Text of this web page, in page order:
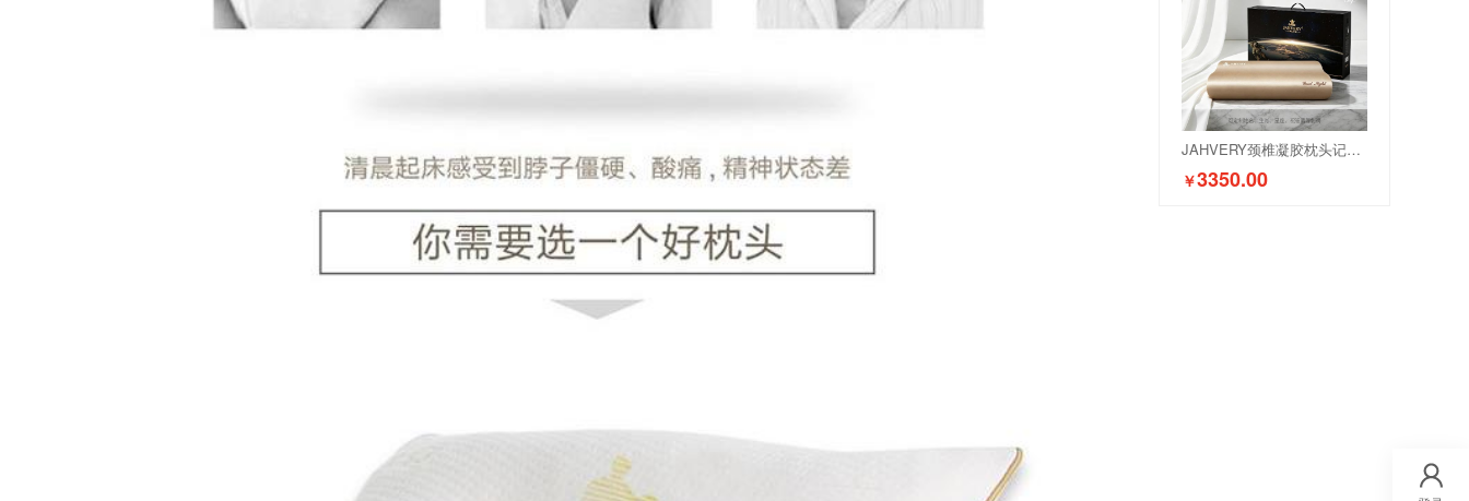
JAHVERY颈椎凝胶枕头记忆棉护颈枕成人睡觉助睡眠专用
￥3350.00